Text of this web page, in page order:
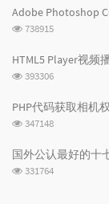
次
Adobe Photoshop
浏
次
738915
HTML5 Player视频
浏
次
数:
393306
PHP代码获取相机
浏
次
数:
347148
国外公认最好的十
浏
331764